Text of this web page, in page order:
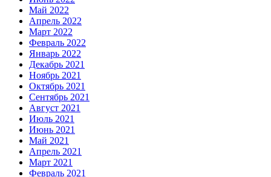
Май 2022
Апрель 2022
Март 2022
Февраль 2022
Январь 2022
Декабрь 2021
Ноябрь 2021
Октябрь 2021
Сентябрь 2021
Август 2021
Июль 2021
Июнь 2021
Май 2021
Апрель 2021
Март 2021
Февраль 2021